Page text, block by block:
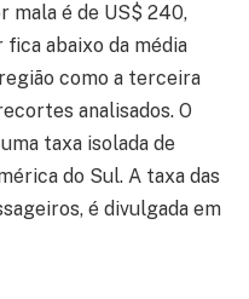
mala é de US$ 240,
fica abaixo da média
como a terceira
analisados. O
taxa isolada de
do Sul. A taxa das
é divulgada em